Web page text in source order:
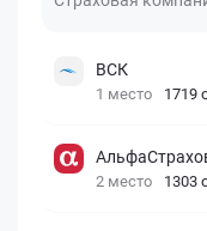
ВСК
1 место 1719
2 место 1303